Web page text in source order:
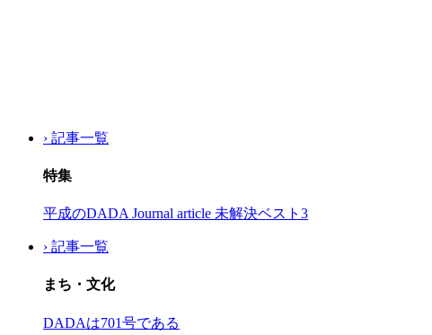
› 記事一覧
特集
平成のDADA Journal article 未解決ベスト3
› 記事一覧
まち・文化
DADAは701号である